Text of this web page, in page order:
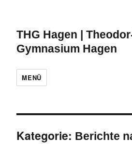
THG Hagen |
Gymnasium Hagen
MENÜ
Kategorie: Berichte